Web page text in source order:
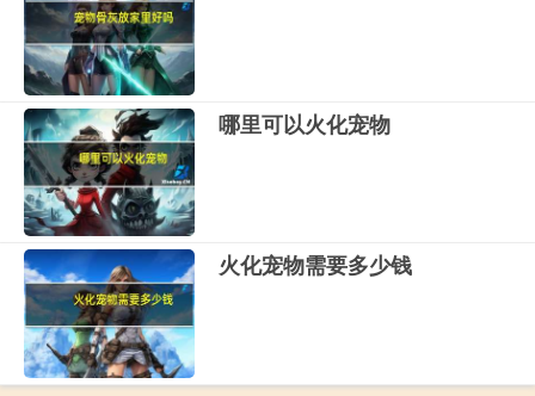
哪里可以火化宠物
火化宠物需要多少钱